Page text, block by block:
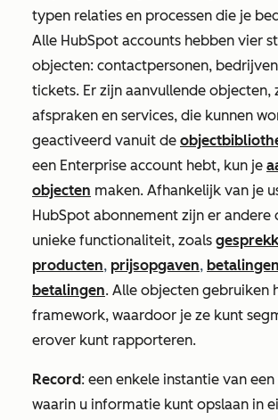
typen relaties en processen die je
Alle HubSpot accounts hebben vier
objecten: contactpersonen,
tickets. Er zijn aanvullende objecten,
afspraken en services, die kunnen
geactiveerd vanuit de
een Enterprise account hebt, kun je
objecten maken. Afhankelijk van je
HubSpot abonnement zijn er andere
unieke functionaliteit, zoals
producten, prijsopgaven,
betalingen. Alle objecten gebruiken
framework, waardoor je ze kunt
erover kunt rapporteren.
Record: een enkele instantie van
waarin u informatie kunt opslaan in